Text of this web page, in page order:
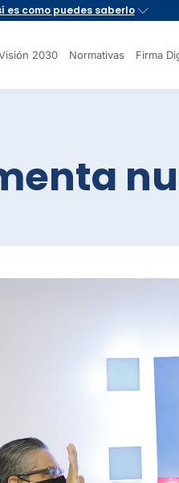
2030 Normativas Firma